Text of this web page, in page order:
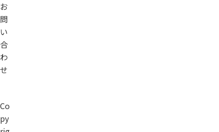
お
問
い
合
わ
せ
Co
py